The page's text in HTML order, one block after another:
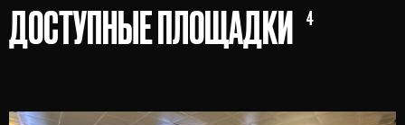
ДОСТУПНЫЕ ПЛОЩАДКИ 4